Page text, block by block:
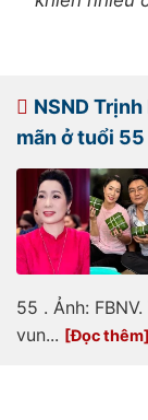
NSND
mãn ở tuổi 55
55 . Ảnh:
vun...